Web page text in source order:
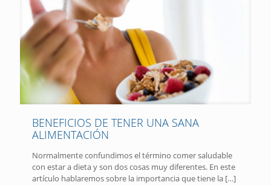
BENEFICIOS DE TENER UNA SANA
ALIMENTACIÓN
Normalmente confundimos el término comer saludable
con estar a dieta y son dos cosas muy diferentes. En este
artículo hablaremos sobre la importancia que tiene la […]